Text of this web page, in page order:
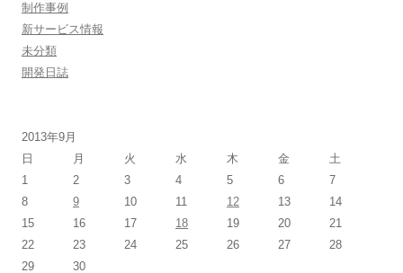
制作事例
新サービス情報
未分類
開発日誌
2013年9月
日
月 火 水 木 金
土
1
2 3 4 5 6
7
8
9 10 11 12 13
14
15
16 17 18 19 20
21
22
23 24 25 26 27
28
29
30